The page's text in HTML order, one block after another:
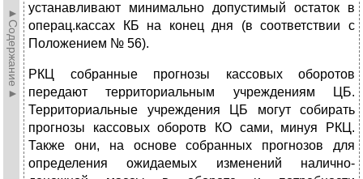
►Содержание►
устанавливают минимально допустимый остаток в
операц.кассах КБ на конец дня (в соответствии с
Положением № 56).
РКЦ собранные прогнозы кассовых оборотов
передают территориальным учреждениям ЦБ.
Территориальные учреждения ЦБ могут собирать
прогнозы кассовых оборотв КО сами, минуя РКЦ.
Также они, на основе собранных прогнозов для
определения ожидаемых изменений налично-